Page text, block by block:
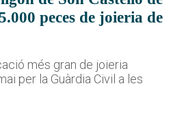
peces de joieria de
més gran de joieria
per la Guàrdia Civil a les